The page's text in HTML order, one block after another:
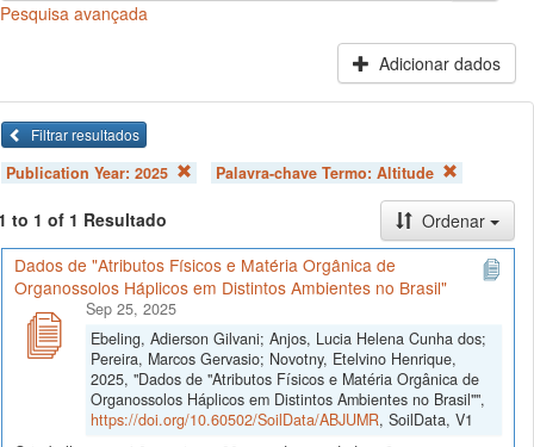
Pesquisa avançada
Adicionar dados
Filtrar resultados
Publication Year: 2025 Palavra-chave Termo:Altitude
to 1 of 1 Resultado
Ordenar
Dados de "Atributos Físicos e Matéria Orgânica de
Organossolos Háplicos em Distintos Ambientes no Brasil"
Sep 25, 2025
Ebeling, Adierson Gilvani; Anjos, Lucia Helena Cunha dos;
Pereira, Marcos Gervasio; Novotny, Etelvino Henrique,
2025, "Dados de "Atributos Físicos e Matéria Orgânica de
Organossolos Háplicos em Distintos Ambientes no Brasil"",
https://doi.org/10.60502/SoilData/ABJUMR, SoilData, V1